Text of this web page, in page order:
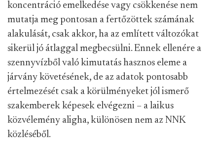
koncentráció emelkedése vagy csökkenése nem
mutatja meg pontosan a fertőzöttek számának
alakulását, csak akkor, ha az említett változókat
sikerül jó átlaggal megbecsülni. Ennek ellenére a
szennyvízből való kimutatás hasznos eleme a
járvány követésének, de az adatok pontosabb
értelmezését csak a körülményeket jól ismerő
szakemberek képesek elvégezni – a laikus
közvélemény aligha, különösen nem az NNK
közléséből.